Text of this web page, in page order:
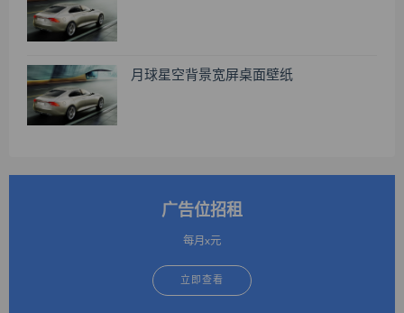
月球星空背景宽屏桌面壁纸
广告位招租
每月x元
立即查看